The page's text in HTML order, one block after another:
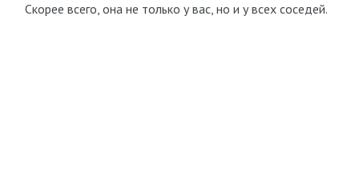
Скорее всего, она не только у вас, но и у всех соседей.